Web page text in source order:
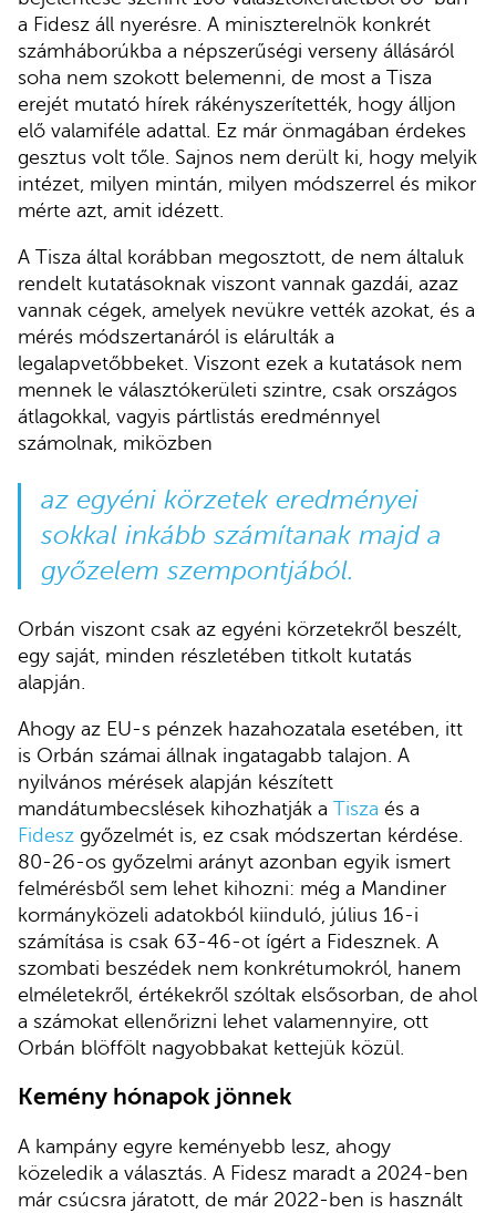
a Fidesz áll nyerésre. A miniszterelnök konkrét
számháborúkba a népszerűségi verseny állásáról
soha nem szokott belemenni, de most a Tisza
erejét mutató hírek rákényszerítették, hogy álljon
elő valamiféle adattal. Ez már önmagában érdekes
gesztus volt tőle. Sajnos nem derült ki, hogy melyik
intézet, milyen mintán, milyen módszerrel és mikor
mérte azt, amit idézett.
A Tisza által korábban megosztott, de nem általuk
rendelt kutatásoknak viszont vannak gazdái, azaz
vannak cégek, amelyek nevükre vették azokat, és a
mérés módszertanáról is elárulták a
legalapvetőbbeket. Viszont ezek a kutatások nem
mennek le választókerületi szintre, csak országos
átlagokkal, vagyis pártlistás eredménnyel
számolnak, miközben
az egyéni körzetek eredményei
sokkal inkább számítanak majd a
győzelem szempontjából.
Orbán viszont csak az egyéni körzetekről beszélt,
egy saját, minden részletében titkolt kutatás
alapján.
Ahogy az EU-s pénzek hazahozatala esetében, itt
is Orbán számai állnak ingatagabb talajon. A
nyilvános mérések alapján készített
mandátumbecslések kihozhatják a Tisza és a
Fidesz győzelmét is, ez csak módszertan kérdése.
80-26-os győzelmi arányt azonban egyik ismert
felmérésből sem lehet kihozni: még a Mandiner
kormányközeli adatokból kiinduló, július 16-i
számítása is csak 63-46-ot ígért a Fidesznek. A
szombati beszédek nem konkrétumokról, hanem
elméletekről, értékekről szóltak elsősorban, de ahol
a számokat ellenőrizni lehet valamennyire, ott
Orbán blöffölt nagyobbakat kettejük közül.
Kemény hónapok jönnek
A kampány egyre keményebb lesz, ahogy
közeledik a választás. A Fidesz maradt a 2024-ben
már csúcsra járatott, de már 2022-ben is használt